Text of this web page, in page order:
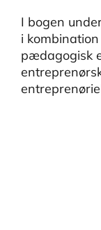
I bogen
i
pædagogisk